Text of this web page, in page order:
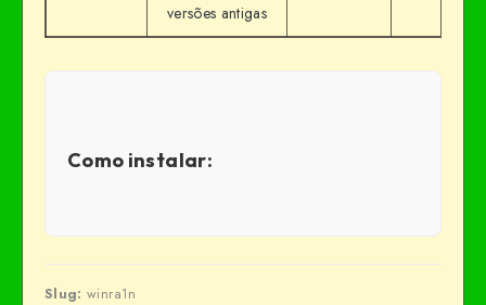
versões antigas
Como instalar:
Slug: winra1n